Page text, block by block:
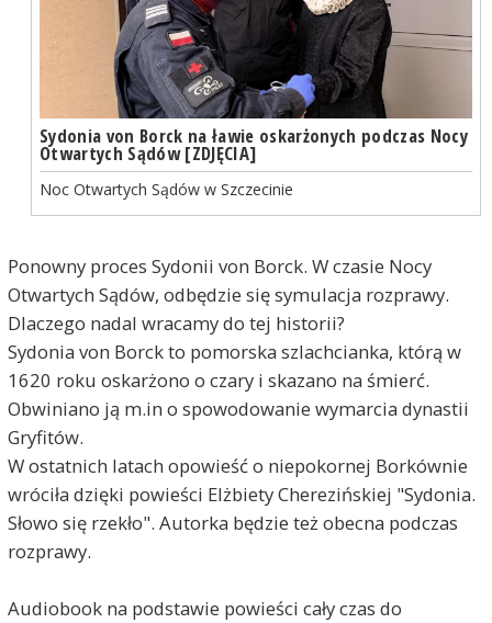
Sydonia von Borck na ławie oskarżonych podczas Nocy
Otwartych Sądów [ZDJĘCIA]
Noc Otwartych Sądów w Szczecinie
Ponowny proces Sydonii von Borck. W czasie Nocy
Otwartych Sądów, odbędzie się symulacja rozprawy.
Dlaczego nadal wracamy do tej historii?
Sydonia von Borck to pomorska szlachcianka, którą w
1620 roku oskarżono o czary i skazano na śmierć.
Obwiniano ją m.in o spowodowanie wymarcia dynastii
Gryfitów.
W ostatnich latach opowieść o niepokornej Borkównie
wróciła dzięki powieści Elżbiety Cherezińskiej "Sydonia.
Słowo się rzekło". Autorka będzie też obecna podczas
rozprawy.
Audiobook na podstawie powieści cały czas do